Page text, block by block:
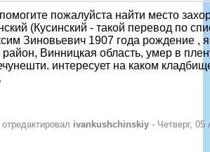
пожалуйста найти место
(Кусинский - такой перевод по
Зиновьевич 1907 года рождение ,
район, Винницкая область, умер в
интересует на каком
ivankushchinskiy - Четверг,